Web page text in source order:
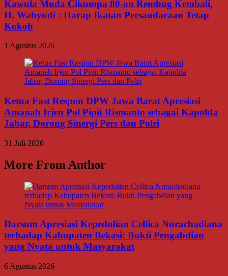
Kawula Muda Cikumpa 80-an Rembug Kembali,
H. Wahyudi : Harap Ikatan Persaudaraan Tetap
Kokoh
1 Agustus 2026
Ketua Fast Respon DPW Jawa Barat Apresiasi
Amanah Irjen Pol Pipit Rismanto sebagai Kapolda
Jabar, Dorong Sinergi Pers dan Polri
31 Juli 2026
More From Author
Darsum Apresiasi Kepedulian Cellica Nurachadiana
terhadap Kabupaten Bekasi: Bukti Pengabdian
yang Nyata untuk Masyarakat
6 Agustus 2026